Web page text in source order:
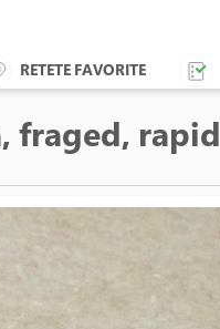
RETETE FAVORITE
fraged, rapid